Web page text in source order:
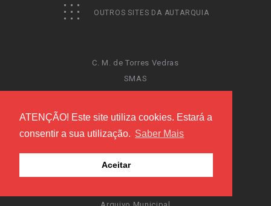
ATENÇÃO! Este site utiliza cookies. Estará a
consentir a sua utilização. Saber Mais
Aceitar
OUTROS SITES DA AUTARQUIA
C. M. de Torres Vedras
SMAS
Mobilidade